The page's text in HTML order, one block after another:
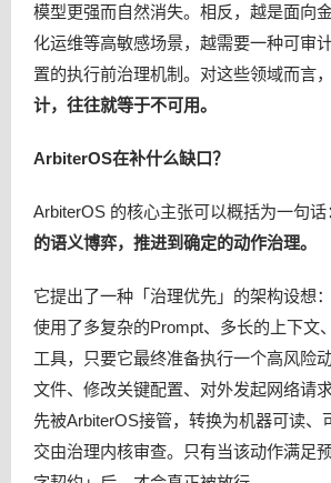
模型更强而自然消失。相反，越是面向
化运维等高敏感场景，越需要一种可审
置的执行前治理机制。对这些领域而言，
计，往往就等于不可用。
ArbiterOS在补什么缺口？
ArbiterOS 的核心主张可以概括为一句话
的语义博弈，推进到确定的动作治理。
它提出了一种「治理优先」的架构设想
使用了多复杂的Prompt、多长的上下文
工具，只要它最终准备执行一个高风险
文件、修改关键配置、对外发起网络请
先被ArbiterOS接管，转换为机器可读、
交由治理内核审查。只有当该动作满足